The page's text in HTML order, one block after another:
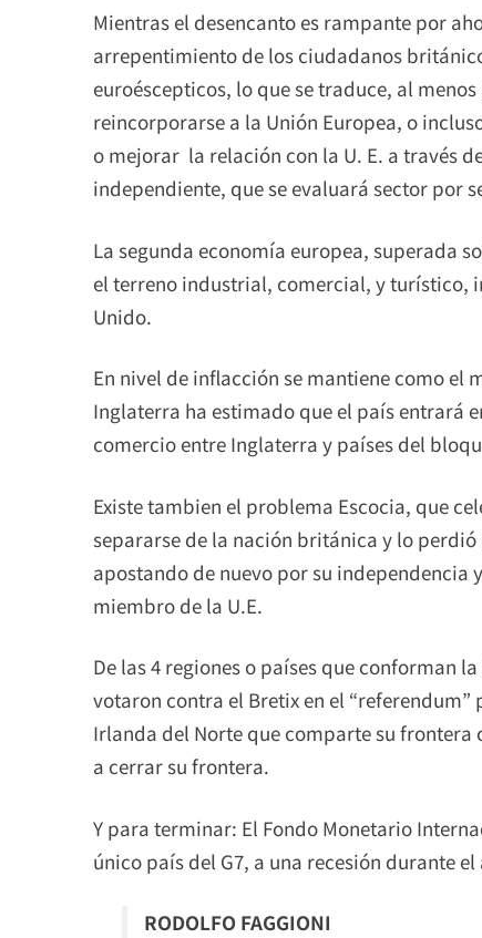
Mientras el desencanto es rampante por
arrepentimiento de los ciudadanos
euroéscepticos, lo que se traduce, al
reincorporarse a la Unión Europea, o
o mejorar la relación con la U. E. a través
independiente, que se evaluará sector por
La segunda economía europea, superada
el terreno industrial, comercial, y turístico,
Unido.
En nivel de inflacción se mantiene como el
Inglaterra ha estimado que el país entrará
comercio entre Inglaterra y países del
Existe tambien el problema Escocia, que
separarse de la nación británica y lo
apostando de nuevo por su independencia
miembro de la U.E.
De las 4 regiones o países que conforman
votaron contra el Bretix en el
Irlanda del Norte que comparte su frontera
a cerrar su frontera.
Y para terminar: El Fondo Monetario
único país del G7, a una recesión durante el
RODOLFO FAGGIONI